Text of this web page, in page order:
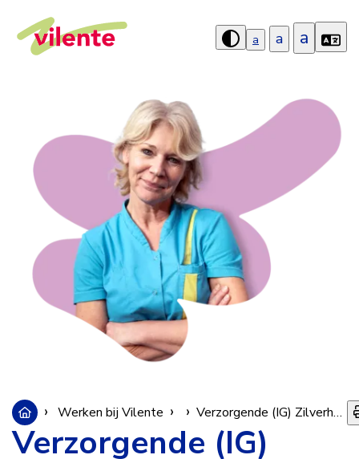
Hooga a a
Werken bij Vilente Vacatures
Verzorgende (IG) Zilverheuvel
Verzorgende (IG)